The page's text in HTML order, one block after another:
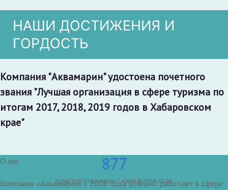
НАШИ ДОСТИЖЕНИЯ И
ГОРДОСТЬ
Компания "Аквамарин" удостоена почетного
звания "Лучшая организация в сфере туризма по
итогам 2017, 2018, 2019 годов в Хабаровском
крае"
877
туристов отдохнули с нами в этом году
О нас
Компания «Аквамарин» с 2006 года успешно работает в сфере